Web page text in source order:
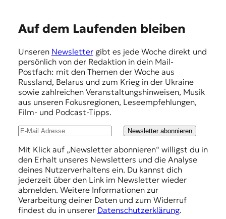
Auf dem Laufenden bleiben
Unseren Newslettergibt es jede Woche direkt und
persönlich von der Redaktion in dein Mail-
Postfach: mit den Themen der Woche aus
Russland, Belarus und zum Krieg in der Ukraine
sowie zahlreichen Veranstaltungshinweisen, Musik
aus unseren Fokusregionen, Leseempfehlungen,
Film- und Podcast-Tipps.
Newsletter abonnieren
Mit Klick auf „Newsletter abonnieren“ willigst du in
den Erhalt unseres Newsletters und die Analyse
deines Nutzerverhaltens ein. Du kannst dich
jederzeit über den Link im Newsletter wieder
abmelden. Weitere Informationen zur
Verarbeitung deiner Daten und zum Widerruf
findest du in unserer Datenschutzerklärung.